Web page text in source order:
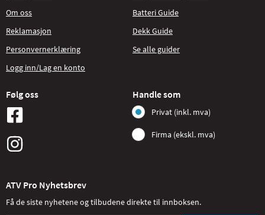
Om oss
Reklamasjon
Personvernerklæring
Logg inn/Lag en konto
Batteri Guide
Dekk Guide
Se alle guider
Følg oss Handle som
Privat (inkl. mva)
Firma (ekskl. mva)
ATV Pro Nyhetsbrev
Få de siste nyhetene og tilbudene direkte til innboksen.